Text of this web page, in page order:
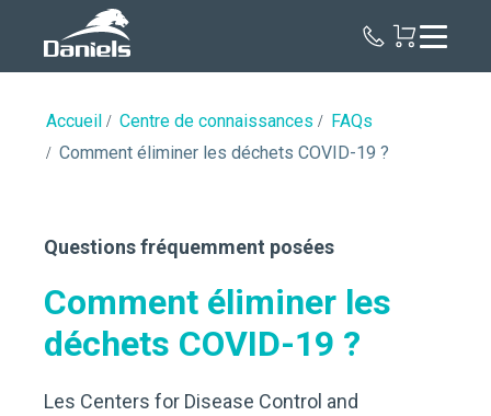
Accueil Centre de connaissances
FAQs
Comment éliminer les déchets COVID-19 ?
Questions fréquemment posées
Comment éliminer les
déchets COVID-19 ?
Les Centers for Disease Control and